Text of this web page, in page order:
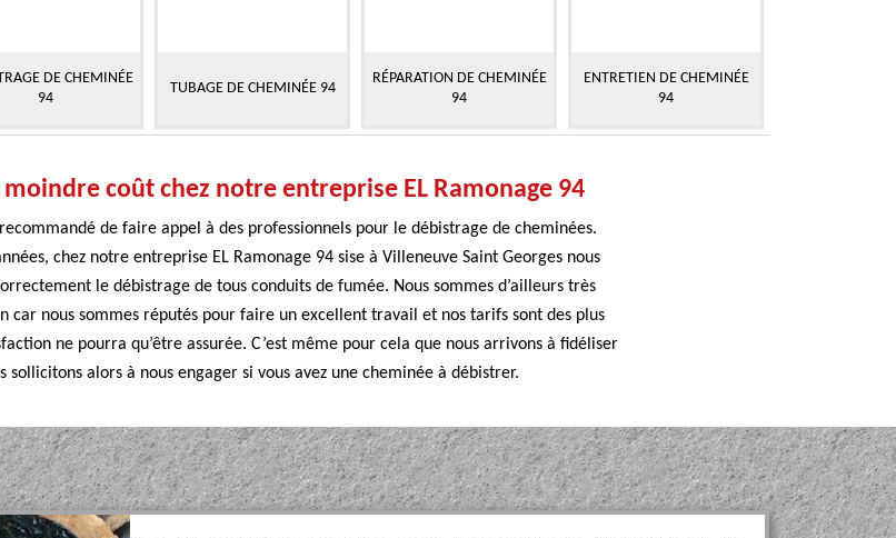
DE CHEMINÉE
94
TUBAGE DE CHEMINÉE 94
RÉPARATION DE CHEMINÉE
94
ENTRETIEN DE CHEMINÉE
94
coût chez notre entreprise EL Ramonage 94
de faire appel à des professionnels pour le débistrage de cheminées.
chez notre entreprise EL Ramonage 94 sise à Villeneuve Saint Georges nous
le débistrage de tous conduits de fumée. Nous sommes d’ailleurs très
car nous sommes réputés pour faire un excellent travail et nos tarifs sont des plus
ne pourra qu’être assurée. C’est même pour cela que nous arrivons à fidéliser
sollicitons alors à nous engager si vous avez une cheminée à débistrer.